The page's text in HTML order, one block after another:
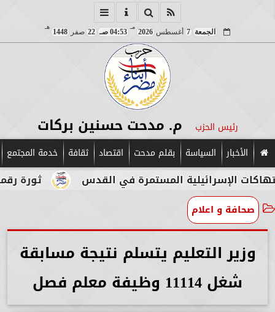
الجمعة 7 أغسطس 2026
مـ
04:53 صـ 22 صفر 1448
هـ
رئيس الحزب م. مدحت حسنين بركات
الأخبار السياسة بقلم مدحت اقتصاد ثقافة خدمة المجتمع
ثورة رقمية في المستمرة في القدس
صحافة و اعلام
وزير التعليم يتسلم نتيجة مسابقة
شغل 11114 وظيفة معلم فصل